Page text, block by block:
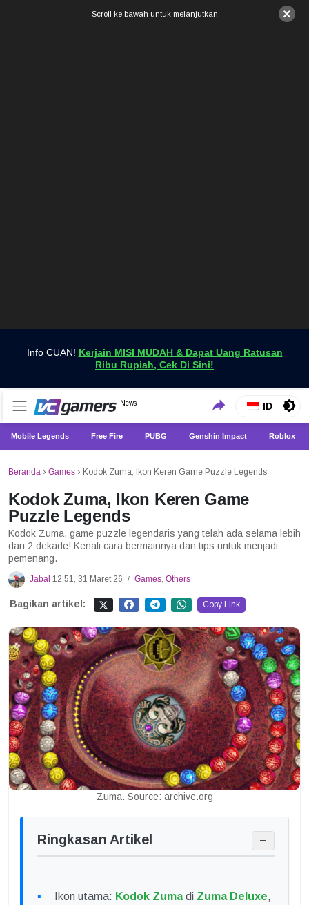
×
Scroll ke bawah untuk melanjutkan
Info CUAN! Kerjain MISI MUDAH & Dapat Uang Ratusan
Ribu Rupiah, Cek Di Sini!
VCGamers News
News
Dapatkan Berita Games Terbaru Hanya di VCGamers
ID
Mobile Legends Free Fire PUBG Genshin Impact Roblox
Beranda › Games › Kodok Zuma, Ikon Keren Game Puzzle Legends
Kodok Zuma, Ikon Keren Game
Puzzle Legends
Kodok Zuma, game puzzle legendaris yang telah ada selama lebih
dari 2 dekade! Kenali cara bermainnya dan tips untuk menjadi
pemenang.
Jabal 12:51, 31 Maret 26 / Games, Others
Bagikan artikel: Copy Link
Zuma. Source: archive.org
Ringkasan Artikel −
Ikon utama: Kodok Zumadi Zuma Deluxe,